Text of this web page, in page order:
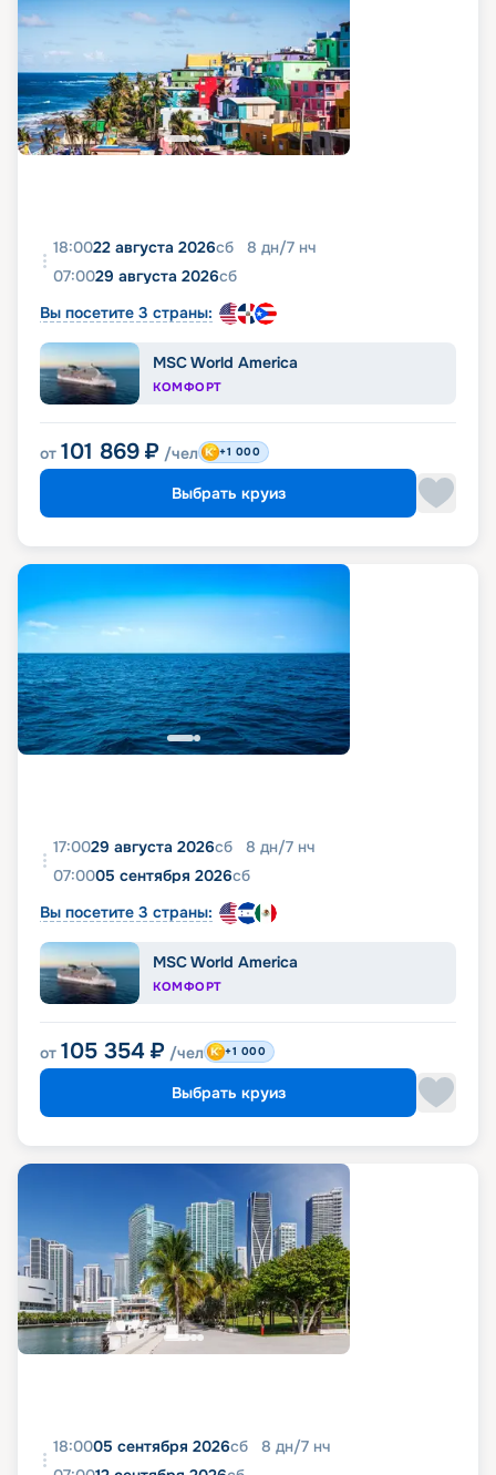
18:0022 августа 2026сб 8 дн/7 нч
07:0029 августа 2026сб
Вы посетите 3 страны:
MSC World America
КОМФОРТ
от 101 869 ₽ /чел +1 000
Выбрать круиз
17:0029 августа 2026сб 8 дн/7 нч
07:0005 сентября 2026сб
Вы посетите 3 страны:
MSC World America
КОМФОРТ
от 105 354 ₽ /чел +1 000
Выбрать круиз
18:0005 сентября 2026сб 8 дн/7 нч